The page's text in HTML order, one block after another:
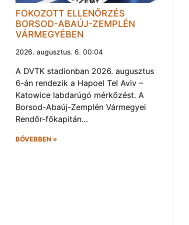
FOKOZOTT ELLENŐRZÉS
BORSOD-ABAÚJ-ZEMPLÉN
VÁRMEGYÉBEN
2026. augusztus. 6. 00:04
A DVTK stadionban 2026. augusztus
6-án rendezik a Hapoel Tel Aviv –
Katowice labdarúgó mérkőzést. A
Borsod-Abaúj-Zemplén Vármegyei
Rendőr-főkapitán…
BŐVEBBEN »